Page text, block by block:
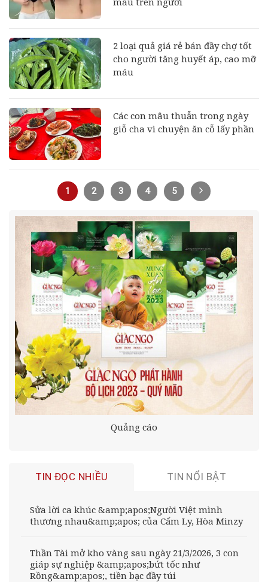
2 loại quả giá rẻ bán đầy chợ tốt
cho người tăng huyết áp, cao mỡ
máu
Các con mâu thuẫn trong ngày
giỗ cha vì chuyện ăn cỗ lấy phần
1 2 3 4 5
Quảng cáo
TIN ĐỌC NHIỀU TIN NỔI BẬT
Sửa lời ca khúc &amp;apos;Người Việt mình
thương nhau&amp;apos; của Cẩm Ly, Hòa Minzy
Thần Tài mở kho vàng sau ngày 21/3/2026, 3 con
giáp sự nghiệp &amp;apos;bứt tốc như
Rồng&amp;apos;, tiền bạc đầy túi